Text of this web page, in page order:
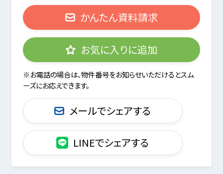
かんたん資料請求
お気に入りに追加
※お電話の場合は、物件番号をお知らせいただけるとスム
ーズにお応えできます。
メールでシェアする
LINEでシェアする